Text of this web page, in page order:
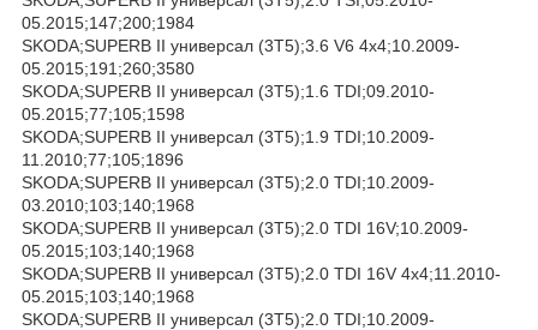
05.2015;147;200;1984
SKODA;SUPERB II универсал (3T5);3.6 V6 4x4;10.2009-
05.2015;191;260;3580
SKODA;SUPERB II универсал (3T5);1.6 TDI;09.2010-
05.2015;77;105;1598
SKODA;SUPERB II универсал (3T5);1.9 TDI;10.2009-
11.2010;77;105;1896
SKODA;SUPERB II универсал (3T5);2.0 TDI;10.2009-
03.2010;103;140;1968
SKODA;SUPERB II универсал (3T5);2.0 TDI 16V;10.2009-
05.2015;103;140;1968
SKODA;SUPERB II универсал (3T5);2.0 TDI 16V 4x4;11.2010-
05.2015;103;140;1968
SKODA;SUPERB II универсал (3T5);2.0 TDI;10.2009-